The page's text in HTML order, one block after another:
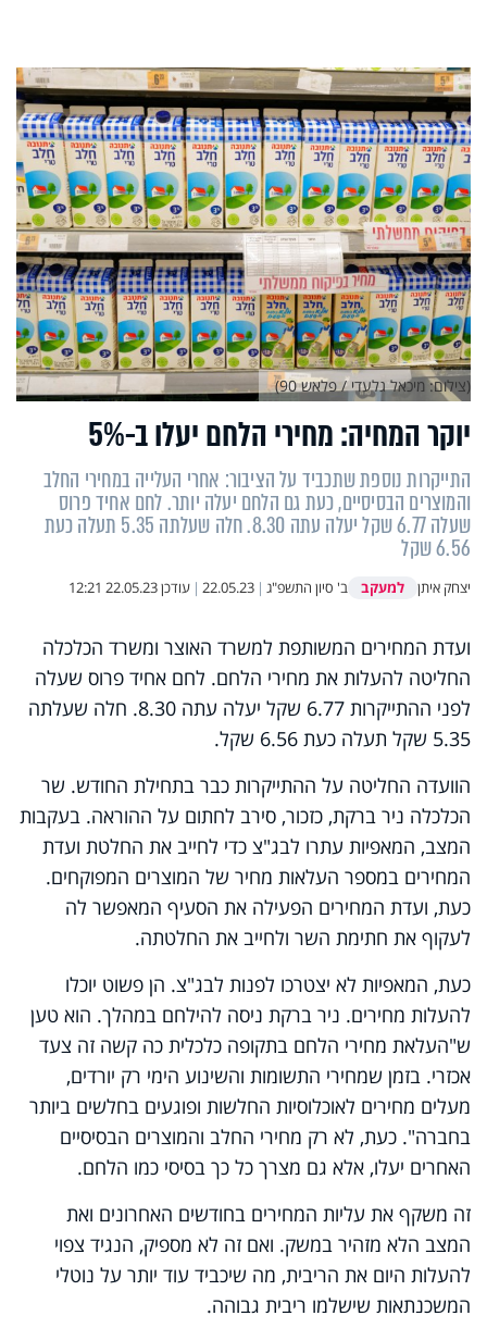
יוקר המחיה: מחירי הלחם יעלו ב-5%
התייקרות נוספת שתכביד על הציבור: אחרי העלייה במחירי החלב
והמוצרים הבסיסיים, כעת גם הלחם יעלה יותר. לחם אחיד פרוס
שעלה 6.77 שקל יעלה עתה 8.30. חלה שעלתה 5.35 תעלה כעת
6.56 שקל
יצחק איתן למעקב ב' סיון התשפ"ג |
22.05.23
| עודכן22.05.23 12:21
(צילום: מיכאל גלעדי / פלאש 90)
ועדת המחירים המשותפת למשרד האוצר ומשרד הכלכלה
החליטה להעלות את מחירי הלחם. לחם אחיד פרוס שעלה
לפני ההתייקרות 6.77 שקל יעלה עתה 8.30. חלה שעלתה
5.35 שקל תעלה כעת 6.56 שקל.
הוועדה החליטה על ההתייקרות כבר בתחילת החודש. שר
הכלכלה ניר ברקת, כזכור, סירב לחתום על ההוראה. בעקבות
המצב, המאפיות עתרו לבג"צ כדי לחייב את החלטת ועדת
המחירים במספר העלאות מחיר של המוצרים המפוקחים.
כעת, ועדת המחירים הפעילה את הסעיף המאפשר לה
לעקוף את חתימת השר ולחייב את החלטתה.
כעת, המאפיות לא יצטרכו לפנות לבג"צ. הן פשוט יוכלו
להעלות מחירים. ניר ברקת ניסה להילחם במהלך. הוא טען
ש"העלאת מחירי הלחם בתקופה כלכלית כה קשה זה צעד
אכזרי. בזמן שמחירי התשומות והשינוע הימי רק יורדים,
מעלים מחירים לאוכלוסיות החלשות ופוגעים בחלשים ביותר
בחברה". כעת, לא רק מחירי החלב והמוצרים הבסיסיים
האחרים יעלו, אלא גם מצרך כל כך בסיסי כמו הלחם.
זה משקף את עליות המחירים בחודשים האחרונים ואת
המצב הלא מזהיר במשק. ואם זה לא מספיק, הנגיד צפוי
להעלות היום את הריבית, מה שיכביד עוד יותר על נוטלי
המשכנתאות שישלמו ריבית גבוהה.